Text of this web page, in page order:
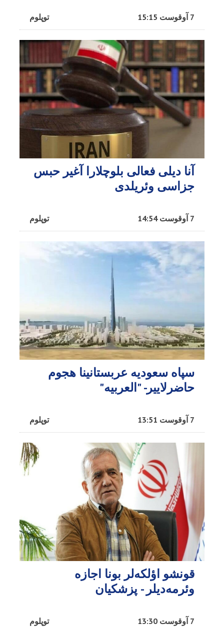
توپلوم 7 آوقوست 15:15
آنا دیلی فعالی بلوچلارا آغیر حبس
جزاسی وئریلدی
توپلوم 7 آوقوست 14:54
سپاه سعودیه عربستانینا هجوم
حاضرلاییر- "العربیه"
توپلوم 7 آوقوست 13:51
قونشو اؤلکه‌لر بونا اجازه
وئرمه‌دیلر - پزشکیان
توپلوم 7 آوقوست 13:30